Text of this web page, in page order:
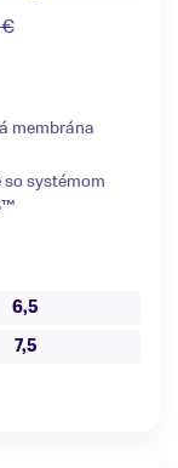
membrána
systémom
6,5
7,5